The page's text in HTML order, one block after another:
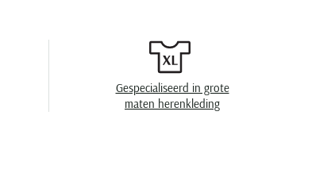
30°C was, toegestaan voor de droger, strijken
op lage temperatuur, chemish reinigen
Gespecialiseerd in grote
maten herenkleding